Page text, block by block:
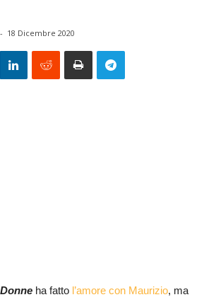
- 18 Dicembre 2020
ha fatto l’amore con Maurizio, ma